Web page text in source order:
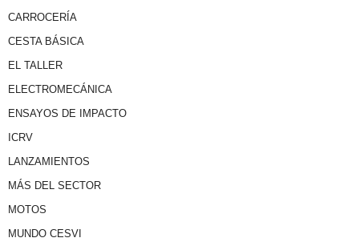
CARROCERÍA
CESTA BÁSICA
EL TALLER
ELECTROMECÁNICA
ENSAYOS DE IMPACTO
ICRV
LANZAMIENTOS
MÁS DEL SECTOR
MOTOS
MUNDO CESVI